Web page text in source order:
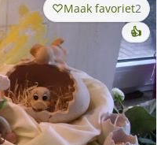
Maak favoriet2
👍